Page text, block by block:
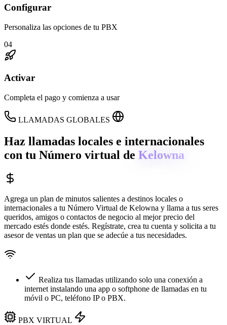
Configurar
Personaliza las opciones de tu PBX
04
Activar
Completa el pago y comienza a usar
LLAMADAS GLOBALES
Haz llamadas locales e internacionales
con tu Número virtual de Kelowna
Agrega un plan de minutos salientes a destinos locales o
internacionales a tu Número Virtual de Kelowna y llama a tus seres
queridos, amigos o contactos de negocio al mejor precio del
mercado estés donde estés. Regístrate, crea tu cuenta y solicita a tu
asesor de ventas un plan que se adecúe a tus necesidades.
Realiza tus llamadas utilizando solo una conexión a
internet instalando una app o softphone de llamadas en tu
móvil o PC, teléfono IP o PBX.
PBX VIRTUAL